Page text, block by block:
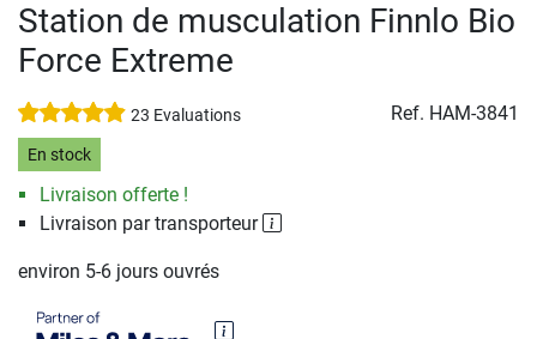
Station de musculation Finnlo Bio
Force Extreme
23 Evaluations Ref. HAM-3841
En stock
Livraison offerte !
Livraison par transporteur
environ 5-6 jours ouvrés